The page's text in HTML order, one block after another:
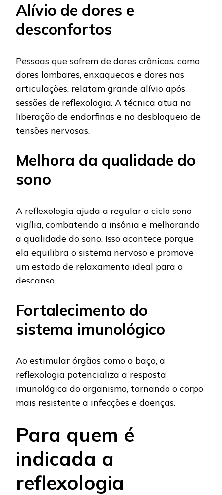
Alívio de dores e
desconfortos
Pessoas que sofrem de dores crônicas, como
dores lombares, enxaquecas e dores nas
articulações, relatam grande alívio após
sessões de reflexologia. A técnica atua na
liberação de endorfinas e no desbloqueio de
tensões nervosas.
Melhora da qualidade do
sono
A reflexologia ajuda a regular o ciclo sono-
vigília, combatendo a insônia e melhorando
a qualidade do sono. Isso acontece porque
ela equilibra o sistema nervoso e promove
um estado de relaxamento ideal para o
descanso.
Fortalecimento do
sistema imunológico
Ao estimular órgãos como o baço, a
reflexologia potencializa a resposta
imunológica do organismo, tornando o corpo
mais resistente a infecções e doenças.
Para quem é
indicada a
reflexologia